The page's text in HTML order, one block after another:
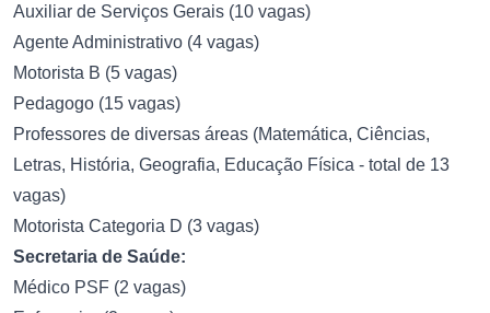
Auxiliar de Serviços Gerais (10 vagas)
Agente Administrativo (4 vagas)
Motorista B (5 vagas)
Pedagogo (15 vagas)
Professores de diversas áreas (Matemática, Ciências,
Letras, História, Geografia, Educação Física - total de 13
vagas)
Motorista Categoria D (3 vagas)
Secretaria de Saúde:
Médico PSF (2 vagas)